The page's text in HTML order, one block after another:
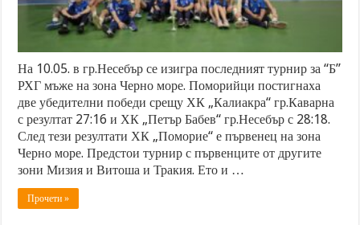
На 10.05. в гр.Несебър се изигра последният турнир за “Б”
РХГ мъже на зона Черно море. Поморийци постигнаха
две убедителни победи срещу ХК „Калиакра“ гр.Каварна
с резултат 27:16 и ХК „Петър Бабев“ гр.Несебър с 28:18.
След тези резултати ХК „Поморие“ е първенец на зона
Черно море. Предстои турнир с първенците от другите
зони Мизия и Витоша и Тракия. Ето и …
Прочети »